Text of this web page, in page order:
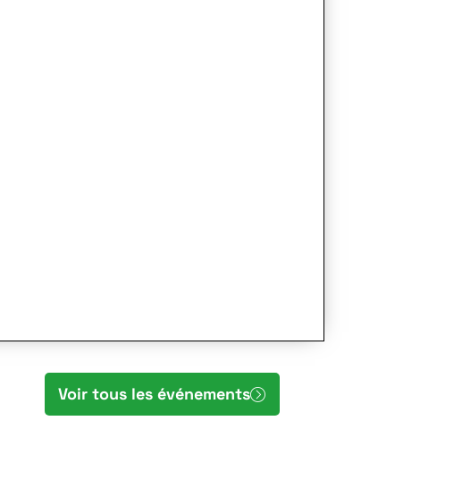
Voir tous les événements